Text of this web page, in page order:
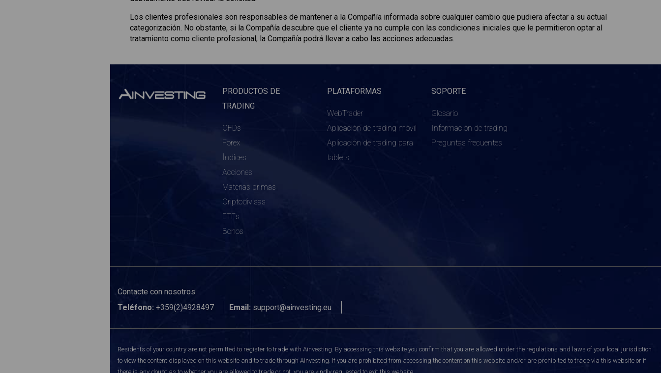
Los clientes profesionales son responsables de mantener a la Compañía informada sobre cualquier cambio que pudiera afectar a su actual
categorización. No obstante, si la Compañía descubre que el cliente ya no cumple con las condiciones iniciales que le permitieron optar al
tratamiento como cliente profesional, la Compañía podrá llevar a cabo las acciones adecuadas.
PRODUCTOS DE
TRADING
CFDs
Forex
Índices
Acciones
Materias primas
Criptodivisas
ETFs
Bonos
PLATAFORMAS
WebTrader
Aplicación de trading móvil
Aplicación de trading para
tablets
SOPORTE
Glosario
Información de trading
Preguntas frecuentes
Contacte con nosotros
Teléfono: +359(2)4928497 Email: support@ainvesting.eu
Residents of your country are not permitted to register to trade with Ainvesting. By accessing this website you confirm that you are allowed under the regulations and laws of your local jurisdiction
to view the content displayed on this website and to trade through Ainvesting. If you are prohibited from accessing the content on this website and/or are prohibited to trade via this website or if